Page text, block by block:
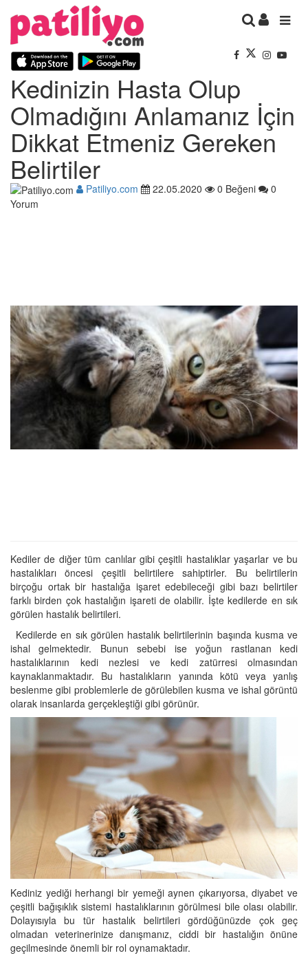
Kedinizin Hasta Olup
Olmadığını Anlamanız İçin
Dikkat Etmeniz Gereken
Belirtiler
Patiliyo.com 22.05.2020 0 Beğeni
0
Yorum
Kediler de diğer tüm canlılar gibi çeşitli hastalıklar yaşarlar ve bu
hastalıkları öncesi çeşitli belirtilere sahiptirler. Bu belirtilerin
birçoğu ortak bir hastalığa işaret edebileceği gibi bazı belirtiler
farklı birden çok hastalığın işareti de olabilir. İşte kedilerde en sık
görülen hastalık belirtileri.
Kedilerde en sık görülen hastalık belirtilerinin başında kusma ve
ishal gelmektedir. Bunun sebebi ise yoğun rastlanan kedi
hastalıklarının kedi nezlesi ve kedi zatürresi olmasından
kaynaklanmaktadır. Bu hastalıkların yanında kötü veya yanlış
beslenme gibi problemlerle de görülebilen kusma ve ishal görüntü
olarak insanlarda gerçekleştiği gibi görünür.
Kediniz yediği herhangi bir yemeği aynen çıkarıyorsa, diyabet ve
çeşitli bağışıklık sistemi hastalıklarının görülmesi bile olası olabilir.
Dolayısıyla bu tür hastalık belirtileri gördüğünüzde çok geç
olmadan veterinerinize danışmanız, ciddi bir hastalığın önüne
geçilmesinde önemli bir rol oynamaktadır.